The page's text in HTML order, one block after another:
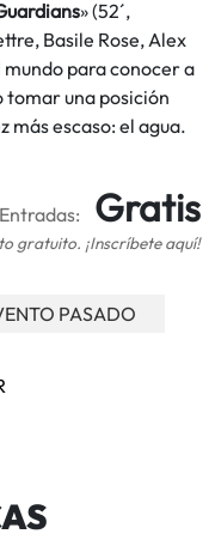
» (52´,
Basile Rose, Alex
para conocer a
tomar una posición
más escaso: el agua.
Entradas: Gratis
gratuito. ¡Inscríbete aquí!
PASADO